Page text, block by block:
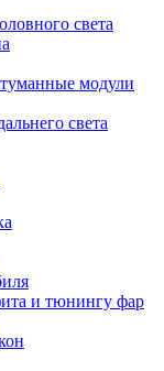
света
модули
света
и тюнингу фар